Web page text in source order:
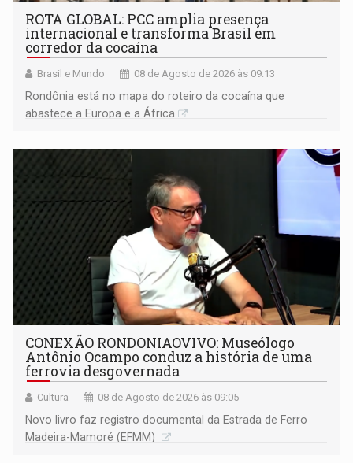
ROTA GLOBAL: PCC amplia presença
internacional e transforma Brasil em
corredor da cocaína
Brasil e Mundo 08 de Agosto de 2026 às 09:13
Rondônia está no mapa do roteiro da cocaína que
abastece a Europa e a África
CONEXÃO RONDONIAOVIVO: Museólogo
Antônio Ocampo conduz a história de uma
ferrovia desgovernada
Cultura 08 de Agosto de 2026 às 09:05
Novo livro faz registro documental da Estrada de Ferro
Madeira-Mamoré (EFMM)